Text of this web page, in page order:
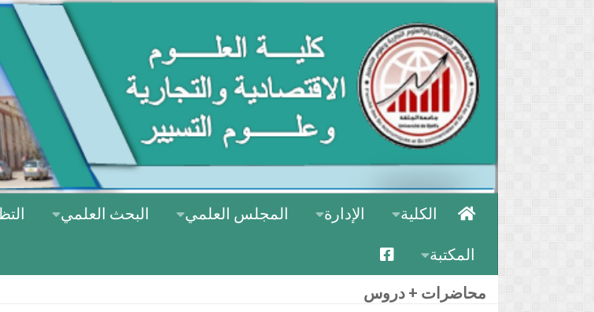
الكلية الإدارة المجلس العلمي البحث العلمي
المكتبة
محاضرات + دروس